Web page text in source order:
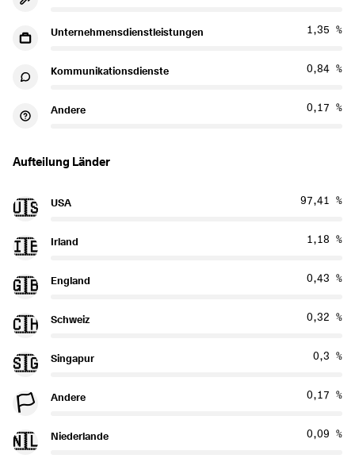
Unternehmensdienstleistungen 1,35 %
Kommunikationsdienste 0,84 %
Andere 0,17 %
Aufteilung Länder
🇺🇸 USA 97,41 %
🇮🇪 Irland 1,18 %
🇬🇧 England 0,43 %
🇨🇭 Schweiz 0,32 %
🇸🇬 Singapur 0,3 %
🏳️ Andere 0,17 %
🇳🇱 Niederlande 0,09 %